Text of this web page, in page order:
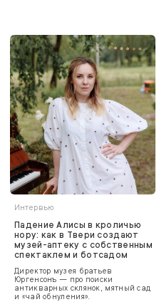
Интервью
Падение Алисы в кроличью
нору: как в Твери создают
музей-аптеку с собственным
спектаклем и ботсадом
Директор музея братьев
Юргенсонъ — про поиски
антикварных склянок, мятный сад
и «чай обнуления».